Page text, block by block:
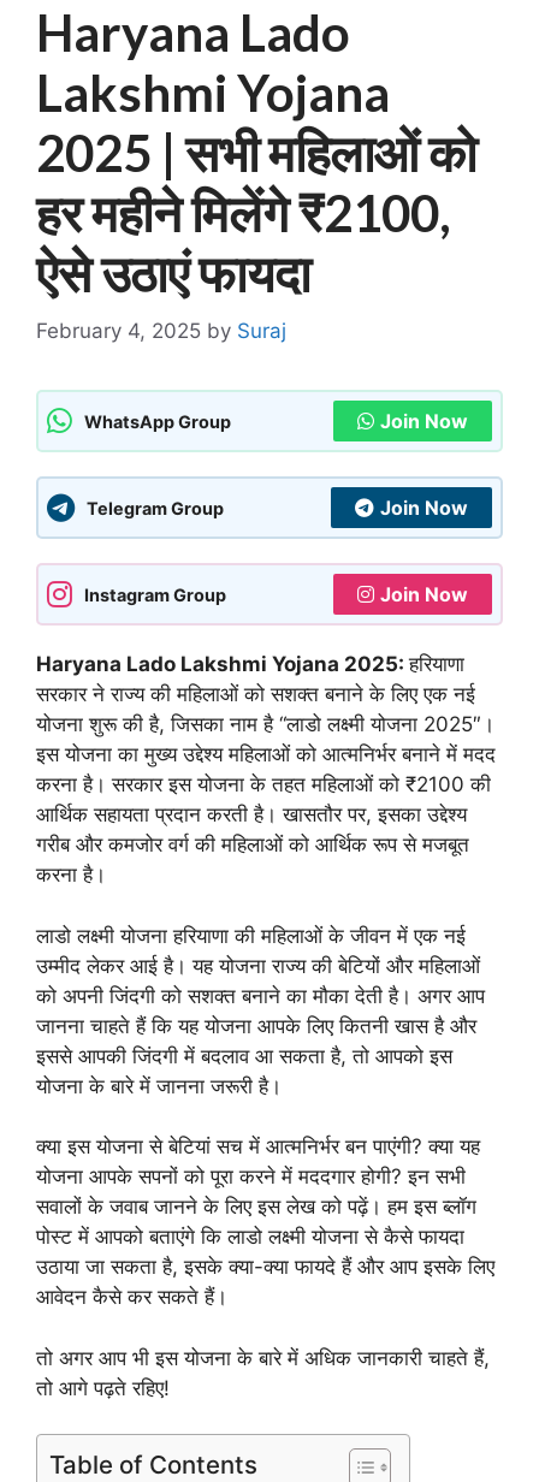
Haryana Lado
Lakshmi Yojana
2025 | सभी महिलाओं को
हर महीने मिलेंगे ₹2100,
ऐसे उठाएं फायदा
February 4, 2025 by Suraj
WhatsApp Group Join Now
Telegram Group Join Now
Instagram Group Join Now
Haryana Lado Lakshmi Yojana 2025:हरियाणा
सरकार ने राज्य की महिलाओं को सशक्त बनाने के लिए एक नई
योजना शुरू की है, जिसका नाम है “लाडो लक्ष्मी योजना 2025″।
इस योजना का मुख्य उद्देश्य महिलाओं को आत्मनिर्भर बनाने में मदद
करना है। सरकार इस योजना के तहत महिलाओं को ₹2100 की
आर्थिक सहायता प्रदान करती है। खासतौर पर, इसका उद्देश्य
गरीब और कमजोर वर्ग की महिलाओं को आर्थिक रूप से मजबूत
करना है।
लाडो लक्ष्मी योजना हरियाणा की महिलाओं के जीवन में एक नई
उम्मीद लेकर आई है। यह योजना राज्य की बेटियों और महिलाओं
को अपनी जिंदगी को सशक्त बनाने का मौका देती है। अगर आप
जानना चाहते हैं कि यह योजना आपके लिए कितनी खास है और
इससे आपकी जिंदगी में बदलाव आ सकता है, तो आपको इस
योजना के बारे में जानना जरूरी है।
क्या इस योजना से बेटियां सच में आत्मनिर्भर बन पाएंगी? क्या यह
योजना आपके सपनों को पूरा करने में मददगार होगी? इन सभी
सवालों के जवाब जानने के लिए इस लेख को पढ़ें। हम इस ब्लॉग
पोस्ट में आपको बताएंगे कि लाडो लक्ष्मी योजना से कैसे फायदा
उठाया जा सकता है, इसके क्या-क्या फायदे हैं और आप इसके लिए
आवेदन कैसे कर सकते हैं।
तो अगर आप भी इस योजना के बारे में अधिक जानकारी चाहते हैं,
तो आगे पढ़ते रहिए!
Table of Contents